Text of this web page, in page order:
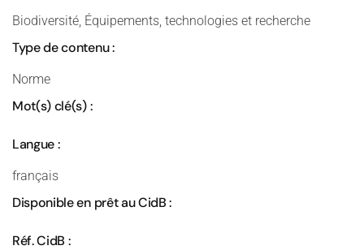
Biodiversité, Équipements, technologies et recherche
Type de contenu :
Norme
Mot(s) clé(s) :
Langue :
français
Disponible en prêt au CidB :
Réf. CidB :